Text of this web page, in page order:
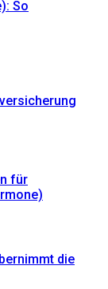
So
für
die